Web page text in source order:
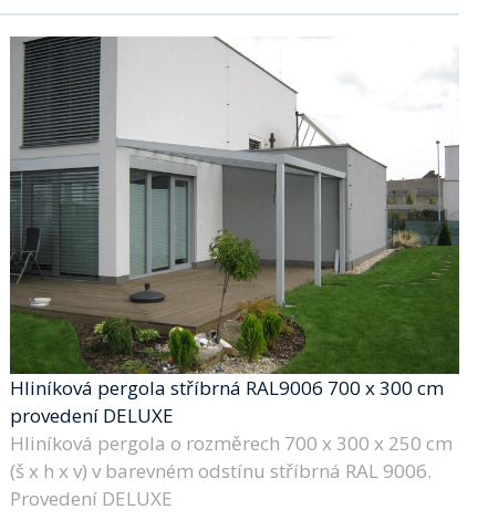
Hliníková pergola stříbrná RAL9006 700 x 300 cm
provedení DELUXE
Hliníková pergola o rozměrech 700 x 300 x 250 cm
(š x h x v) v barevném odstínu stříbrná RAL 9006.
Provedení DELUXE